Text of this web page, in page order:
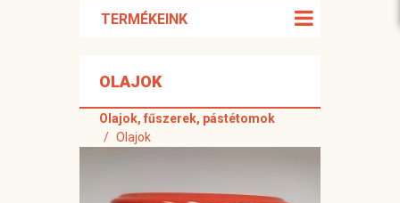
TERMÉKEINK
OLAJOK
Olajok, fűszerek, pástétomok
Olajok